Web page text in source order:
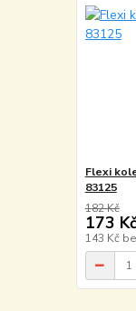
Flexi
83125
182 Kč
173 Kč
143 Kč